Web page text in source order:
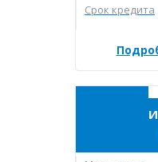
Срок кредита